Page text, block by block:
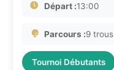
Départ :13:00
Parcours :9 trous
Tournoi Débutants